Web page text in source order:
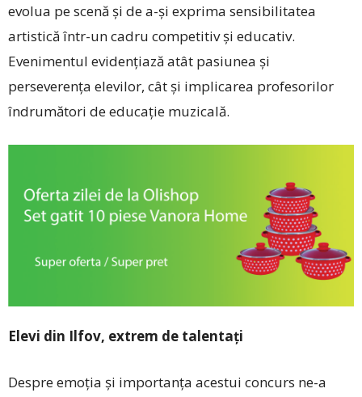
evolua pe scenă și de a-și exprima sensibilitatea
artistică într-un cadru competitiv și educativ.
Evenimentul evidențiază atât pasiunea și
perseverența elevilor, cât și implicarea profesorilor
îndrumători de educație muzicală.
Elevi din Ilfov, extrem de talentați
Despre emoția și importanța acestui concurs ne-a